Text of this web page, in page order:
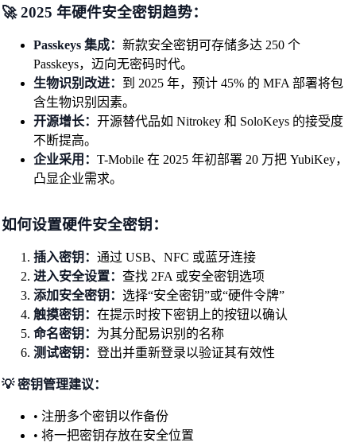
🚀 2025 年硬件安全密钥趋势：
Passkeys 集成： 新款安全密钥可存储多达 250 个
Passkeys，迈向无密码时代。
生物识别改进： 到 2025 年，预计 45% 的 MFA 部署将包
含生物识别因素。
开源增长： 开源替代品如 Nitrokey 和 SoloKeys 的接受度
不断提高。
企业采用： T-Mobile 在 2025 年初部署 20 万把 YubiKey，
凸显企业需求。
如何设置硬件安全密钥：
插入密钥： 通过 USB、NFC 或蓝牙连接
进入安全设置： 查找 2FA 或安全密钥选项
添加安全密钥： 选择“安全密钥”或“硬件令牌”
触摸密钥： 在提示时按下密钥上的按钮以确认
命名密钥： 为其分配易识别的名称
测试密钥： 登出并重新登录以验证其有效性
💡 密钥管理建议：
• 注册多个密钥以作备份
• 将一把密钥存放在安全位置